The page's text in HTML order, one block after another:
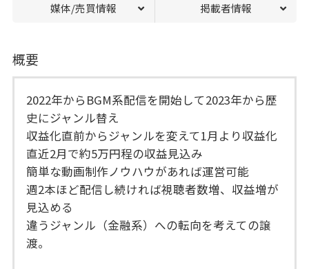
媒体/売買情報 掲載者情報
概要
2022年からBGM系配信を開始して2023年から歴
史にジャンル替え
収益化直前からジャンルを変えて1月より収益化
直近2月で約5万円程の収益見込み
簡単な動画制作ノウハウがあれば運営可能
週2本ほど配信し続ければ視聴者数増、収益増が
見込める
違うジャンル（金融系）への転向を考えての譲
渡。